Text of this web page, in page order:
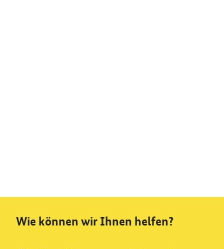
Wie können wir Ihnen helfen?